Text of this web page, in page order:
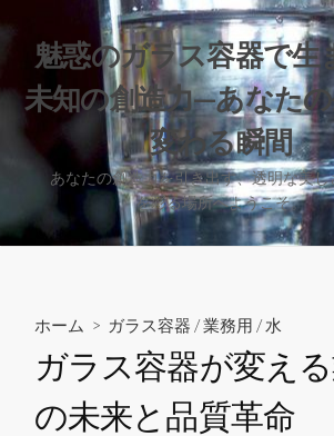
ン
ッ
魅惑のガラス容器で生
未知の創造力—あなた
変わる瞬間
あなたの創造力を引き出す、透明な美
を彩る場所へようこそ。
ホーム > ガラス容器 /業務用 /水
ガラス容器が変え
の未来と品質革命